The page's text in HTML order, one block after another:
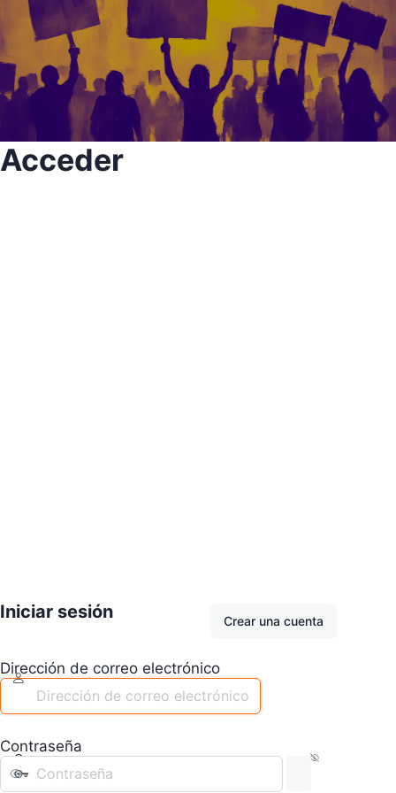
Acceder
Iniciar sesión Crear una cuenta
Dirección de correo electrónico
Contraseña